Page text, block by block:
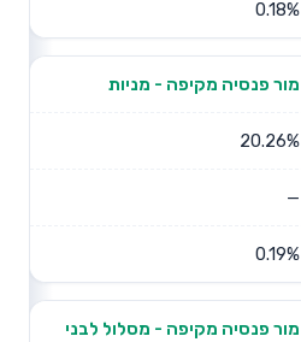
0.18%
מור פנסיה מקיפה - מניות
20.26%
—
0.19%
מור פנסיה מקיפה - מסלול לבני